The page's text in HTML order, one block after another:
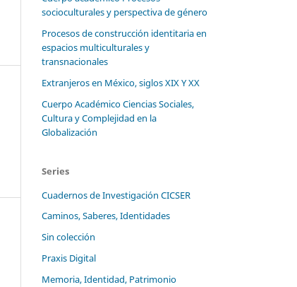
socioculturales y perspectiva de género
Procesos de construcción identitaria en
espacios multiculturales y
transnacionales
Extranjeros en México, siglos XIX Y XX
Cuerpo Académico Ciencias Sociales,
Cultura y Complejidad en la
Globalización
Series
Cuadernos de Investigación CICSER
Caminos, Saberes, Identidades
Sin colección
Praxis Digital
Memoria, Identidad, Patrimonio